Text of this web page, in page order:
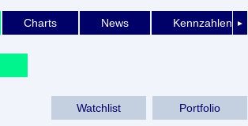
►
Charts News Kennzahlen
Watchlist Portfolio